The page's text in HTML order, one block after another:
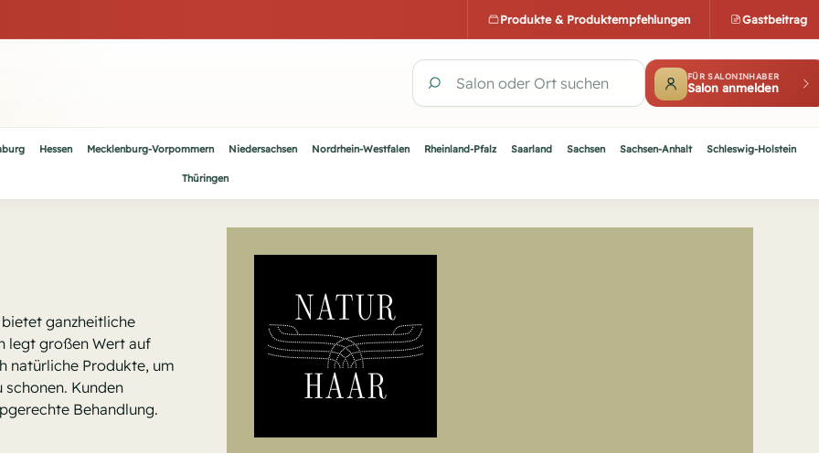
Produkte & Produktempfehlungen Gastbeitrag
Salon oder Ort suchen
FÜR SALONINHABER
Salon anmelden
Hessen Mecklenburg-Vorpommern Niedersachsen Nordrhein-Westfalen Rheinland-Pfalz Saarland Sachsen Sachsen-Anhalt Schleswig-Holstein
Thüringen
ganzheitliche
legt großen Wert auf
natürliche Produkte, um
Kunden
Behandlung.